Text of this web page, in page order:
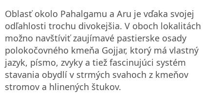
Oblasť okolo Pahalgamu a Aru je vďaka svojej
odľahlosti trochu divokejšia. V oboch lokalitách
možno navštíviť zaujímavé pastierske osady
polokočovného kmeňa Gojjar, ktorý má vlastný
jazyk, písmo, zvyky a tiež fascinujúci systém
stavania obydlí v strmých svahoch z kmeňov
stromov a hlinených štukov.